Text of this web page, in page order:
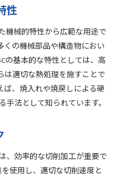
技術
理の重要性
への適用
果
響
品の作り方
の特性
性
機械的特性から広範な用途で
の機械部品や構造物におい
の基本的な特性としては、高
は適切な熱処理を施すことで
ば、焼入れや焼戻しによる硬
法として知られています。
、効率的な切削加工が重要で
使用し、適切な切削速度と